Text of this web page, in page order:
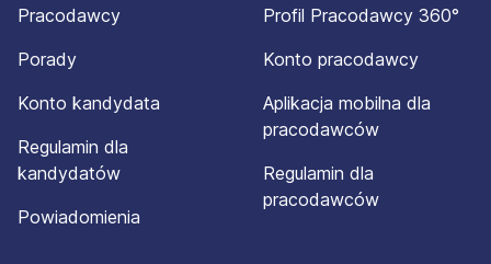
Pracodawcy
Porady
Konto kandydata
Regulamin dla
kandydatów
Powiadomienia
Profil Pracodawcy 360°
Konto pracodawcy
Aplikacja mobilna dla
pracodawców
Regulamin dla
pracodawców